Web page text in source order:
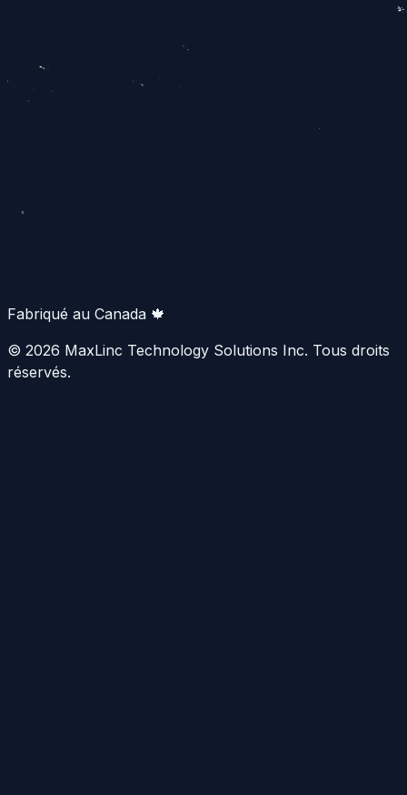
Fabriqué au Canada 🍁
© 2026 MaxLinc Technology Solutions Inc. Tous droits
réservés.